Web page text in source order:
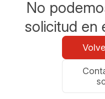
No
solicitud en